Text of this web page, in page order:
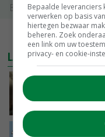
Bintje Info
LAATSTE NIEUWS
Bepaalde leveranciers
verwerken op basis
hiertegen bezwaar
beheren. Zoek
een link om uw
privacy- en cookie-